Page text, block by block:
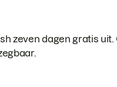
zeven dagen gratis uit.